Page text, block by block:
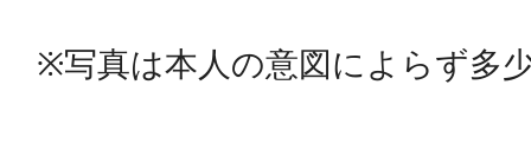
※写真は本人の意図によらず多